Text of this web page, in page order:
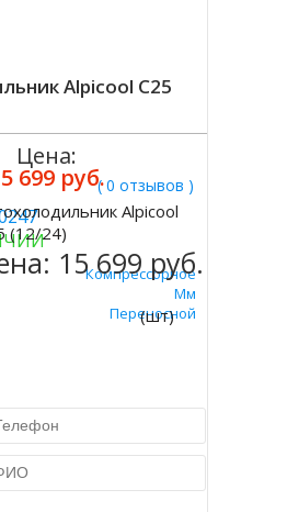
Alpicool C25
( 0 отзывов )
Компрессорное
301х652х363 Мм
Переносной
Цена:
699 руб.
Alpicool
(12/24)
15 699 руб.
(шт)